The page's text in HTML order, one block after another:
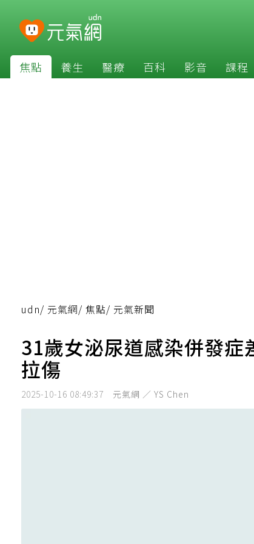
焦點 養生 醫療 百科 影音 課程
udn/ 元氣網/ 焦點/ 元氣新聞
31歲女泌尿道感染併發
拉傷
2025-10-16 08:49:37 元氣網 ／ YS Chen